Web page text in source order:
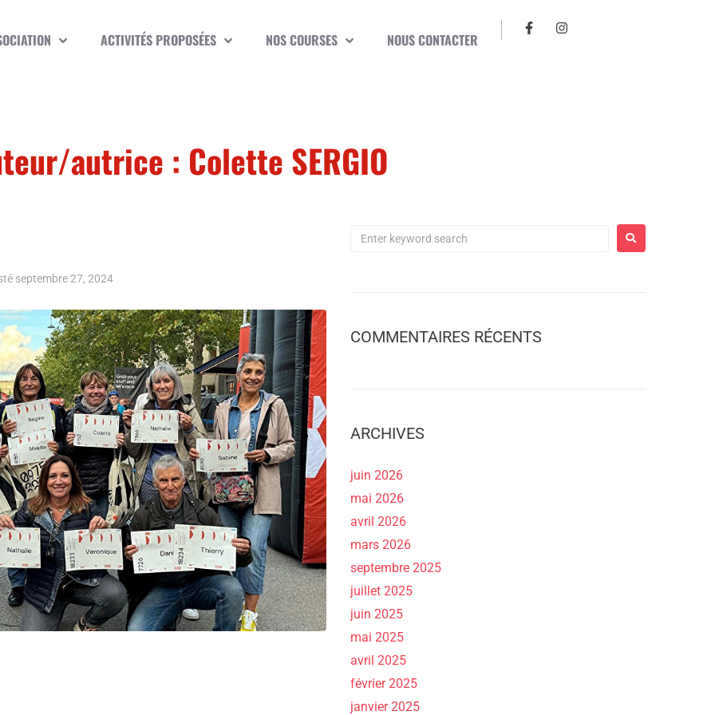
ACTIVITÉS PROPOSÉES NOS COURSES NOUS CONTACTER
autrice : Colette SERGIO
septembre 27, 2024
COMMENTAIRES RÉCENTS
ARCHIVES
juin 2026
mai 2026
avril 2026
mars 2026
septembre 2025
juillet 2025
juin 2025
mai 2025
avril 2025
février 2025
janvier 2025